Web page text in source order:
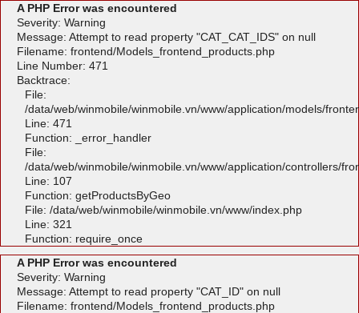
A PHP Error was encountered
Severity: Warning
Message: Attempt to read property "CAT_CAT_IDS" on null
Filename: frontend/Models_frontend_products.php
Line Number: 471
Backtrace:
File:
/data/web/winmobile/winmobile.vn/www/application/models/
Line: 471
Function: _error_handler
File:
/data/web/winmobile/winmobile.vn/www/application/controllers/
Line: 107
Function: getProductsByGeo
File: /data/web/winmobile/winmobile.vn/www/index.php
Line: 321
Function: require_once
A PHP Error was encountered
Severity: Warning
Message: Attempt to read property "CAT_ID" on null
Filename: frontend/Models_frontend_products.php